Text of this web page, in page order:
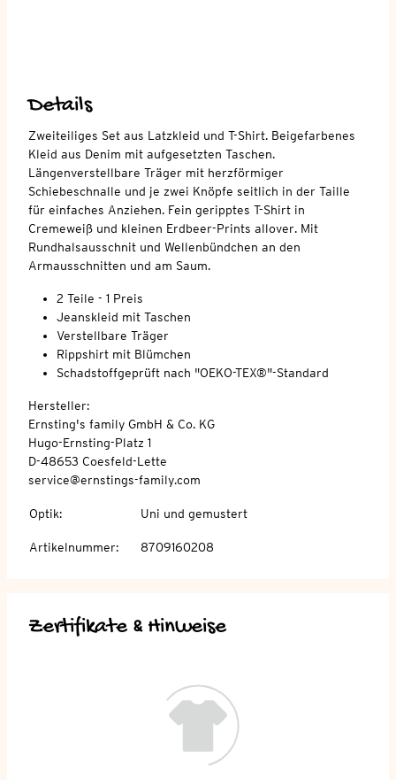
Details
Zweiteiliges Set aus Latzkleid und T-Shirt. Beigefarbenes
Kleid aus Denim mit aufgesetzten Taschen.
Längenverstellbare Träger mit herzförmiger
Schiebeschnalle und je zwei Knöpfe seitlich in der Taille
für einfaches Anziehen. Fein geripptes T-Shirt in
Cremeweiß und kleinen Erdbeer-Prints allover. Mit
Rundhalsausschnit und Wellenbündchen an den
Armausschnitten und am Saum.
2 Teile - 1 Preis
Jeanskleid mit Taschen
Verstellbare Träger
Rippshirt mit Blümchen
Schadstoffgeprüft nach "OEKO-TEX®"-Standard
Hersteller:
Ernsting's family GmbH & Co. KG
Hugo-Ernsting-Platz 1
D-48653 Coesfeld-Lette
service@ernstings-family.com
Optik: Uni und gemustert
Artikelnummer: 8709160208
Zertifikate & Hinweise